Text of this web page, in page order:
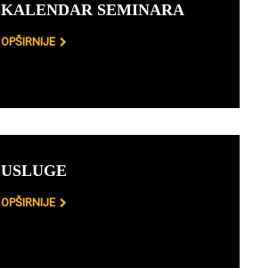
KALENDAR SEMINARA
OPŠIRNIJE
USLUGE
OPŠIRNIJE